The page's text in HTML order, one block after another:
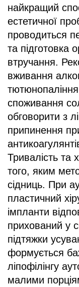
найкращий
естетичної
проводиться
та підготовка
втручання.
вживання
споживання
обговорити з
припинення
Тривалість та
того, яким
сідниць. При
пластичний
імпланти
прихований у
підтяжки
формується
ліпофілінгу
малими